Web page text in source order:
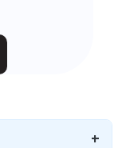
+